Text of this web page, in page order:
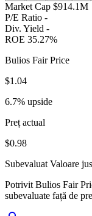
Market Cap $914.1M
P/E Ratio -
Div. Yield -
ROE 35.27%
Bulios Fair Price
$1.04
6.7% upside
Preț actual
$0.98
Subevaluat Valoare
Potrivit Bulios Fair
subevaluate față de